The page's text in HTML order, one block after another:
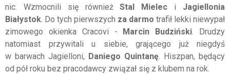
nic. Wzmocnili się równieżStal Mielec i Jagiellonia
Białystok . Do tych pierwszych za darmo trafił lekki niewypał
zimowego okienka Cracovi - Marcin Budziński . Drudzy
natomiast przywitali u siebie, grającego już niegdyś
w barwach Jagielloni, Daniego Quintanę . Hiszpan, będący
od pół roku bez pracodawcy związał się z klubem na rok.